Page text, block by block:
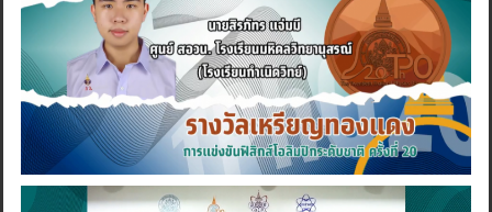
Search
for: